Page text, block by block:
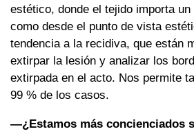
estético, donde el tejido importa
como desde el punto de vista
tendencia a la recidiva, que están
extirpar la lesión y analizar los
extirpada en el acto. Nos permite
99 % de los casos.
—¿Estamos más concienciados